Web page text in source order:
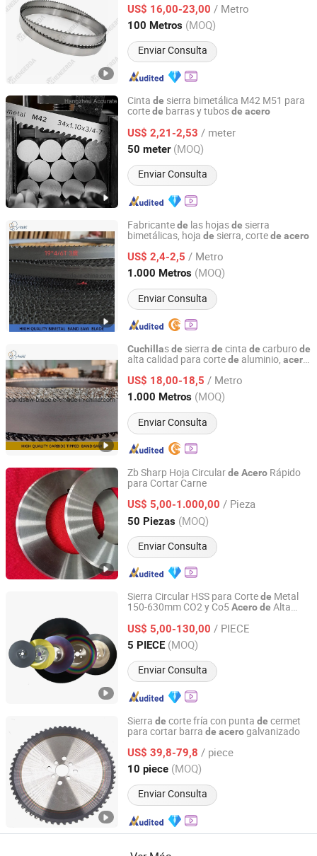
US$ 16,00-23,00 / Metro
100 Metros (MOQ)
Enviar Consulta
Fujian, China Desde 2020
Cinta de sierra bimetálica M42 M51 para
cortede barras y tubosde acero
US$ 2,21-2,53 / meter
50 meter (MOQ)
Enviar Consulta
Hangzhou Accurate International Co., Ltd.
Zhejiang, China Desde 2023
Fabricantede las hojasde sierra
bimetálicas, hoja de sierra, cortede acero
US$ 2,4-2,5 / Metro
1.000 Metros (MOQ)
Enviar Consulta
ZHEJIANG HUIDA PRECISION MACHINERY CO., LTD.
Zhejiang, China Desde 2020
Cuchillasde sierra de cinta de carburode
alta calidad para cortede aluminio, acero
carburo
US$ 18,00-18,5 / Metro
1.000 Metros (MOQ)
Enviar Consulta
ZHEJIANG HUIDA PRECISION MACHINERY CO., LTD.
Zhejiang, China Desde 2020
Zb Sharp Hoja Circularde Acero Rápido
para Cortar Carne
US$ 5,00-1.000,00 / Pieza
50 Piezas (MOQ)
Enviar Consulta
Hubei Zhenbang Automation Equipment Co., Ltd.
Hubei, China Desde 2025
Sierra Circular HSS para Cortede Metal
150-630mm CO2 y Co5Acerode Alta
US$ 5,00-130,00 / PIECE
5 PIECE (MOQ)
Enviar Consulta
Hangzhou Accurate International Co., Ltd.
Zhejiang, China Desde 2023
Sierra de corte fría con punta de cermet
para cortar barra de acerogalvanizado
US$ 39,8-79,8 / piece
10 piece (MOQ)
Enviar Consulta
Suzhou Jin Li Cutting Tools Co.,Ltd
Jiangsu, China Desde 2025